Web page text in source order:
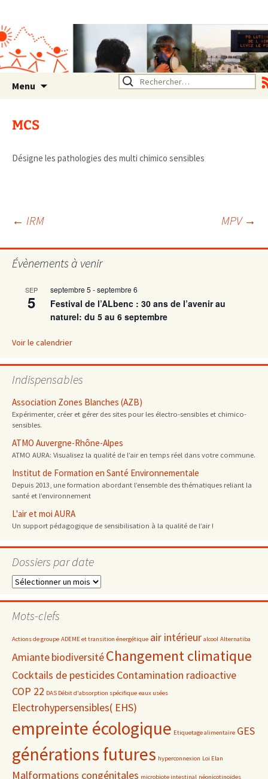
Rhône Alpes
Un environnement sain pour
la santé de tous
Menu Rechercher :
MCS
Désigne les pathologies des multi chimico sensibles
Navigation
des
articles
← IRM MPV →
Évènements à venir
SEP
5
septembre 5 -septembre 6
Festival de l’ALbenc : 30 ans de l’avenir au
naturel: du 5 au 6 septembre
Voir le calendrier
Indispensables
Association Zones Blanches (AZB)
Expérimenter, créer et gérer des sites pour les électro-sensibles et chimico-
sensibles.
ATMO Auvergne-Rhône-Alpes
ATMO AURA: Visualisez la qualité de l’air en temps réel dans votre commune.
Institut de Formation en Santé Environnementale
Depuis 2013, une formation abordant l’ensemble des thématiques reliant la
santé et l’environnement
L'air et moi AURA
Un support pédagogique de sensibilisation à la qualité de l’air !
Dossiers par date
Dossiers
date
Mots-clefs
Actions de groupe ADEME et transition énergétique air intérieur alcool Alternatiba
AmiantebiodiversitéChangement climatique
Cocktails de pesticides Contamination radioactive
COP 22 DAS Débit d'absorption spécifique eaux usées
Electrohypersensibles( EHS)
empreinte écologique Etiquetage alimentaire GES
générations futures hyperconnexion Loi Elan
Malformations congénitales microbiote intestinal néonicotinoïdes